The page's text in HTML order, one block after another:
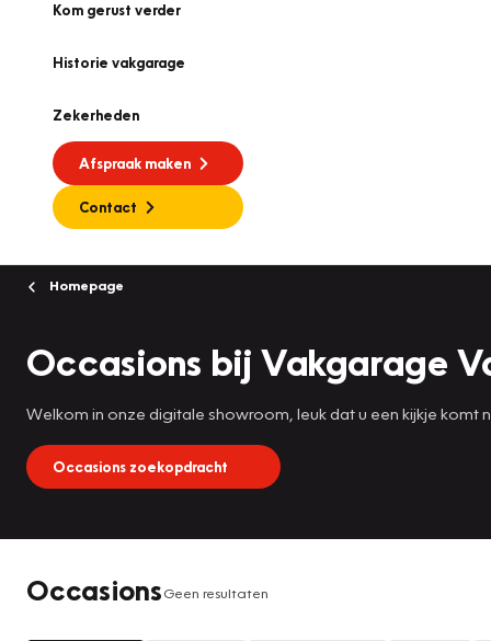
Kom gerust verder
Historie vakgarage
Zekerheden
Afspraak maken
Contact
Homepage
Occasions bij Vakgarage
Welkom in onze digitale showroom, leuk dat u een kijkje komt
Occasions zoekopdracht
OccasionsGeen resultaten